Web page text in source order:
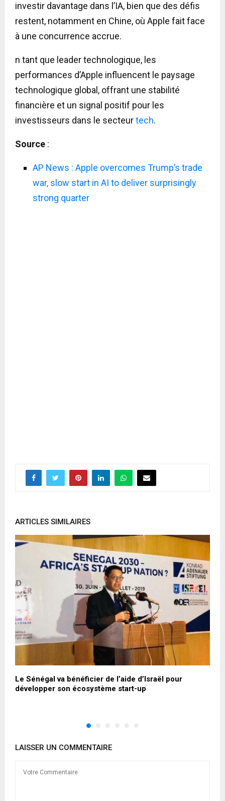
investir davantage dans l’IA, bien que des défis
restent, notamment en Chine, où Apple fait face
à une concurrence accrue.
n tant que leader technologique, les
performances d’Apple influencent le paysage
technologique global, offrant une stabilité
financière et un signal positif pour les
investisseurs dans le secteurtech.
Source :
AP News : Apple overcomes Trump’s trade
war, slow start in AI to deliver surprisingly
strong quarter
ARTICLES SIMILAIRES
Le Sénégal va bénéficier de l’aide d’Israël pour
développer son écosystème start-up
LAISSER UN COMMENTAIRE